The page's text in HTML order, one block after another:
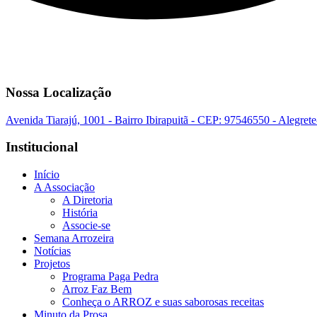
Nossa Localização
Avenida Tiarajú, 1001 - Bairro Ibirapuitã - CEP: 97546550 -
Institucional
Início
A Associação
A Diretoria
História
Associe-se
Semana Arrozeira
Notícias
Projetos
Programa Paga Pedra
Arroz Faz Bem
Conheça o ARROZ e suas saborosas receitas